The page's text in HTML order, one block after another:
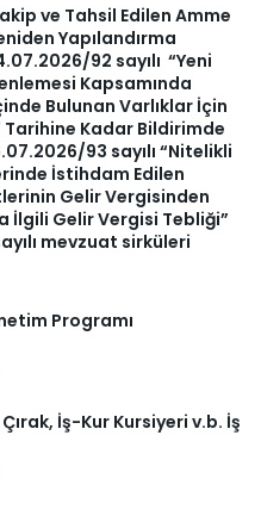
ve Tahsil Edilen Amme
Yapılandırma
92 sayılı “Yeni
Kapsamında
Bulunan Varlıklar İçin
Tarihine Kadar Bildirimde
93 sayılı “Nitelikli
İstihdam Edilen
Gelir Vergisinden
İlgili Gelir Vergisi Tebliği”
mevzuat sirküleri
Programı
İş-Kur Kursiyeri v.b. İş